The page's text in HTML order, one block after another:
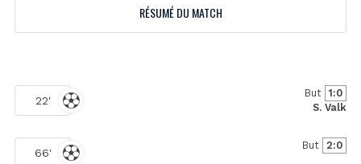
RÉSUMÉ DU MATCH
22'
But 1:0
S. Valk
66'
But 2:0